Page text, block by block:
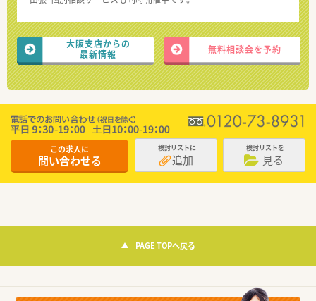
大阪支店からの
最新情報
無料相談会を予約
この求人に
問い合わせる
検討リストに
追加
検討リストを
見る
PAGE TOPへ戻る